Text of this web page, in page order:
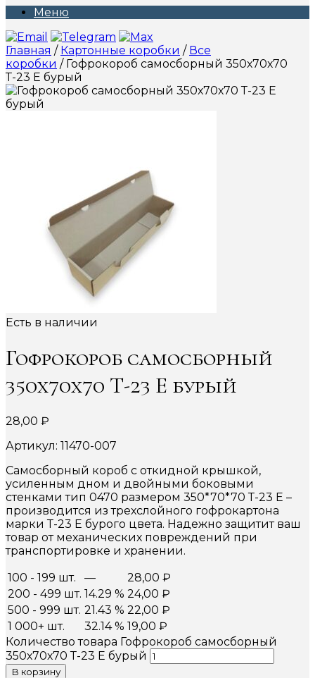
Меню
Главная / Картонные коробки / Все
коробки / Гофрокороб самосборный 350х70х70
Т-23 Е бурый
Есть в наличии
Гофрокороб самосборный
350х70х70 Т-23 Е бурый
28,00 ₽
Артикул: 11470-007
Самосборный короб с откидной крышкой,
усиленным дном и двойными боковыми
стенками тип 0470 размером 350*70*70 Т-23 Е –
производится из трехслойного гофрокартона
марки Т-23 Е бурого цвета. Надежно защитит ваш
товар от механических повреждений при
транспортировке и хранении.
100 - 199 шт.
— 28,00 ₽
200 - 499 шт. 14.29 % 24,00 ₽
500 - 999 шт. 21.43 % 22,00 ₽
1 000+ шт.
32.14 % 19,00 ₽
Количество товара Гофрокороб самосборный
350х70х70 Т-23 Е бурый
В корзину